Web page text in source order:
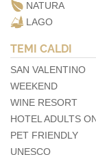
NATURA
LAGO
TEMI CALDI
SAN VALENTINO
WEEKEND
WINE RESORT
HOTEL ADULTS
PET FRIENDLY
UNESCO